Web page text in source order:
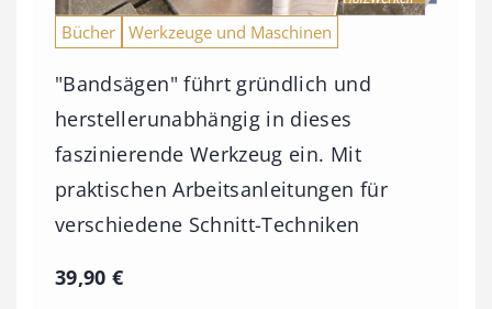
Bücher Werkzeuge und Maschinen
"Bandsägen" führt gründlich und
herstellerunabhängig in dieses
faszinierende Werkzeug ein. Mit
praktischen Arbeitsanleitungen für
verschiedene Schnitt-Techniken
39,90€